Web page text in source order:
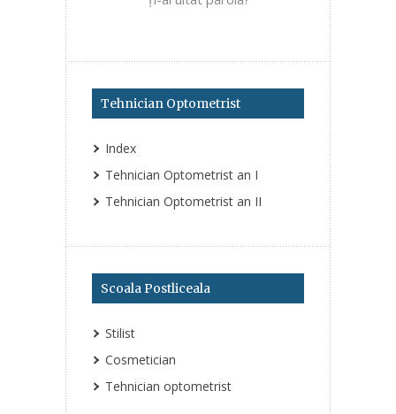
Tehnician Optometrist
Index
Tehnician Optometrist an I
Tehnician Optometrist an II
Scoala Postliceala
Stilist
Cosmetician
Tehnician optometrist